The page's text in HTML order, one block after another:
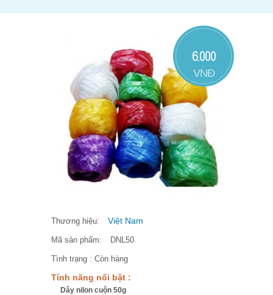
6.000
VNĐ
Thương hiệu: Việt Nam
Mã sản phẩm: DNL50
Tình trạng : Còn hàng
Tính năng nổi bật :
Dây nilon cuộn 50g